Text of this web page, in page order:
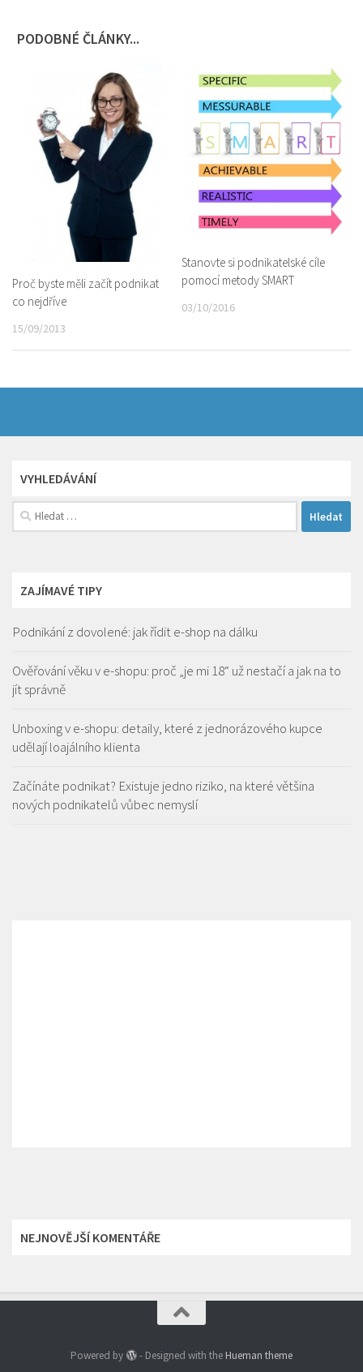
PODOBNÉ ČLÁNKY...
Proč byste měli začít podnikat
co nejdříve
15/09/2013
Stanovte si podnikatelské cíle
pomocí metody SMART
03/10/2016
VYHLEDÁVÁNÍ
Vyhledávání
ZAJÍMAVÉ TIPY
Podnikání z dovolené: jak řídit e-shop na dálku
Ověřování věku v e-shopu: proč „je mi 18“ už nestačí a jak na to
jít správně
Unboxing v e-shopu: detaily, které z jednorázového kupce
udělají loajálního klienta
Začínáte podnikat? Existuje jedno riziko, na které většina
nových podnikatelů vůbec nemyslí
NEJNOVĚJŠÍ KOMENTÁŘE
Powered by - Designed with the Hueman theme